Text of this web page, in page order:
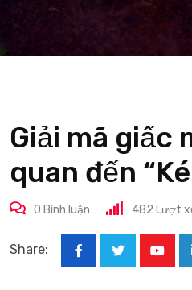
Giải mã giấc
quan đến
0 Bình luận 482 Lượt
Share: